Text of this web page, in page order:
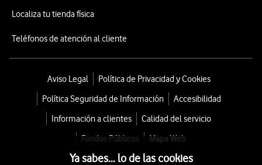
Localiza tu tienda física
Teléfonos de atención al cliente
Aviso Legal
Política de Privacidad y Cookies
Política Seguridad de Información
Accesibilidad
Información a clientes
Calidad del servicio
Fondos Públicos
Mapa Web
Ya sabes... lo de las cookies